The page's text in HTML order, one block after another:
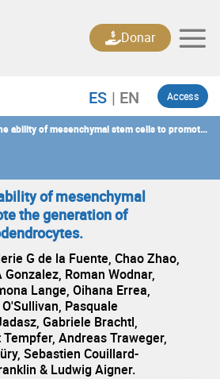
Access
Donar
ability of mesenchymal stem cells to promote
of mesenchymal
the generation of
G de la Fuente, Chao Zhao,
Roman Wodnar,
Lange, Oihana Errea,
Pasquale
Gabriele Brachtl,
Andreas Traweger,
Sebastien Couillard-
& Ludwig Aigner.